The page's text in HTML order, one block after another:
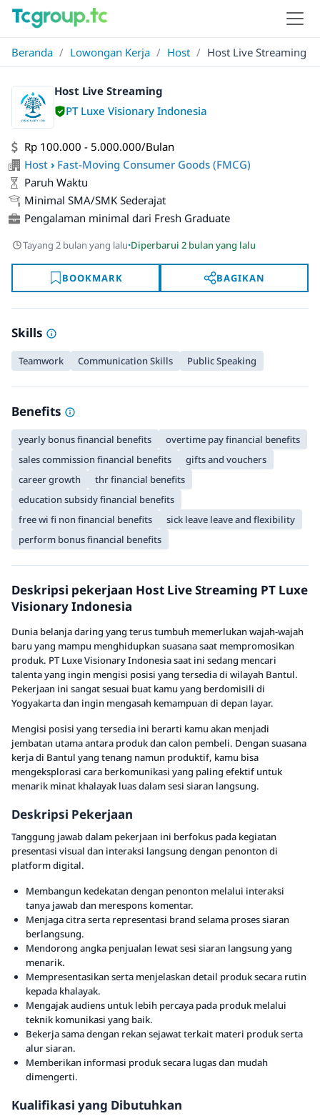
Beranda / Lowongan Kerja / Host / Host Live Streaming
Host Live Streaming
PT Luxe Visionary Indonesia
Rp 100.000 - 5.000.000/Bulan
Host › Fast-Moving Consumer Goods (FMCG)
Paruh Waktu
Minimal SMA/SMK Sederajat
Pengalaman minimal dari Fresh Graduate
Tayang 2 bulan yang lalu·Diperbarui 2 bulan yang lalu
BOOKMARK BAGIKAN
Skills
Teamwork Communication Skills Public Speaking
Benefits
yearly bonus financial benefits
overtime pay financial benefits
sales commission financial benefits
gifts and vouchers
career growth
thr financial benefits
education subsidy financial benefits
free wi fi non financial benefits
sick leave leave and flexibility
perform bonus financial benefits
Deskripsi pekerjaan Host Live Streaming PT Luxe
Visionary Indonesia
Dunia belanja daring yang terus tumbuh memerlukan wajah-wajah
baru yang mampu menghidupkan suasana saat mempromosikan
produk. PT Luxe Visionary Indonesia saat ini sedang mencari
talenta yang ingin mengisi posisi yang tersedia di wilayah Bantul.
Pekerjaan ini sangat sesuai buat kamu yang berdomisili di
Yogyakarta dan ingin mengasah kemampuan di depan layar.
Mengisi posisi yang tersedia ini berarti kamu akan menjadi
jembatan utama antara produk dan calon pembeli. Dengan suasana
kerja di Bantul yang tenang namun produktif, kamu bisa
mengeksplorasi cara berkomunikasi yang paling efektif untuk
menarik minat khalayak luas dalam sesi siaran langsung.
Deskripsi Pekerjaan
Tanggung jawab dalam pekerjaan ini berfokus pada kegiatan
presentasi visual dan interaksi langsung dengan penonton di
platform digital.
Membangun kedekatan dengan penonton melalui interaksi
tanya jawab dan merespons komentar.
Menjaga citra serta representasi brand selama proses siaran
berlangsung.
Mendorong angka penjualan lewat sesi siaran langsung yang
menarik.
Mempresentasikan serta menjelaskan detail produk secara rutin
kepada khalayak.
Mengajak audiens untuk lebih percaya pada produk melalui
teknik komunikasi yang baik.
Bekerja sama dengan rekan sejawat terkait materi produk serta
alur siaran.
Memberikan informasi produk secara lugas dan mudah
dimengerti.
Kualifikasi yang Dibutuhkan